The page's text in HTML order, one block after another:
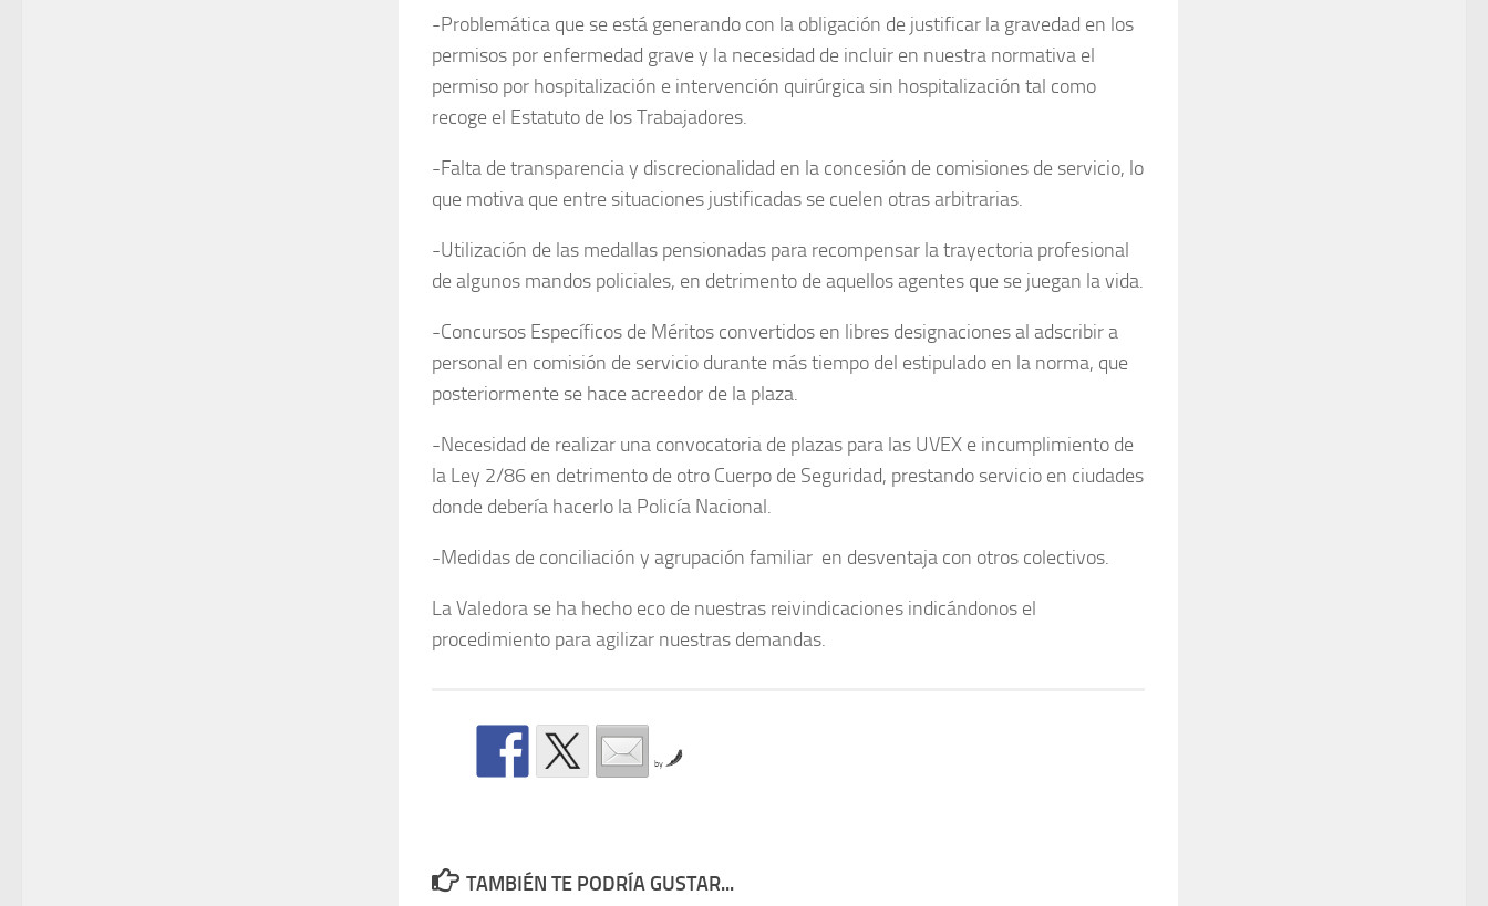
-Problemática que se está generando con la obligación de justificar la gravedad en los
permisos por enfermedad grave y la necesidad de incluir en nuestra normativa el
permiso por hospitalización e intervención quirúrgica sin hospitalización tal como
recoge el Estatuto de los Trabajadores.
-Falta de transparencia y discrecionalidad en la concesión de comisiones de servicio, lo
que motiva que entre situaciones justificadas se cuelen otras arbitrarias.
-Utilización de las medallas pensionadas para recompensar la trayectoria profesional
de algunos mandos policiales, en detrimento de aquellos agentes que se juegan la vida.
-Concursos Específicos de Méritos convertidos en libres designaciones al adscribir a
personal en comisión de servicio durante más tiempo del estipulado en la norma, que
posteriormente se haceacreedor de la plaza.
-Necesidad de realizar una convocatoria de plazas para las UVEX e incumplimiento de
la Ley 2/86 en detrimento de otro Cuerpo de Seguridad, prestando servicio en ciudades
donde debería hacerlo la Policía Nacional.
-Medidas de conciliación y agrupación familiar en desventaja con otros colectivos.
La Valedora se ha hecho eco de nuestras reivindicaciones indicándonos el
procedimiento para agilizar nuestras demandas.
by
TAMBIÉN TE PODRÍA GUSTAR...